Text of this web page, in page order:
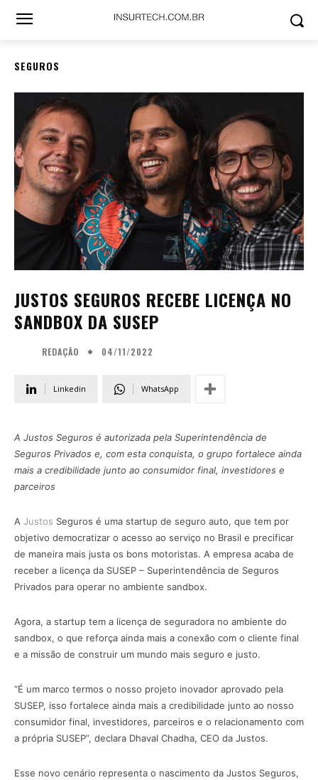
SEGUROS
JUSTOS SEGUROS RECEBE LICENÇA NO
SANDBOX DA SUSEP
REDAÇÃO 04/11/2022
Linkedin WhatsApp
A Justos Seguros é autorizada pela Superintendência de
Seguros Privados e, com esta conquista, o grupo fortalece ainda
mais a credibilidade junto ao consumidor final, investidores e
parceiros
A Justos Seguros é uma startup de seguro auto, que tem por
objetivo democratizar o acesso ao serviço no Brasil e precificar
de maneira mais justa os bons motoristas. A empresa acaba de
receber a licença da SUSEP – Superintendência de Seguros
Privados para operar no ambiente sandbox.
Agora, a startup tem a licença de seguradora no ambiente do
sandbox, o que reforça ainda mais a conexão com o cliente final
e a missão de construir um mundo mais seguro e justo.
“É um marco termos o nosso projeto inovador aprovado pela
SUSEP, isso fortalece ainda mais a credibilidade junto ao nosso
consumidor final, investidores, parceiros e o relacionamento com
a própria SUSEP”, declara Dhaval Chadha, CEO da Justos.
Esse novo cenário representa o nascimento da Justos Seguros,